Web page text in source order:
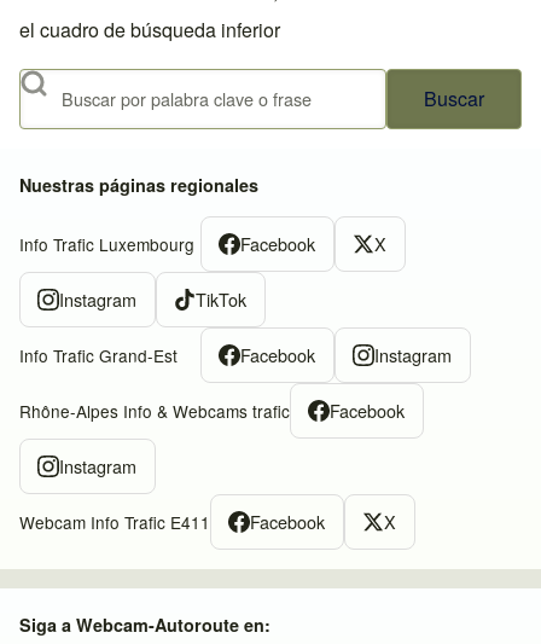
el cuadro de búsqueda inferior
Buscar
Nuestras páginas regionales
Info Trafic Luxembourg Facebook X
Instagram TikTok
Info Trafic Grand-Est Facebook Instagram
Rhône-Alpes Info & Webcams trafic Facebook
Instagram
Webcam Info Trafic E411 Facebook X
Siga a Webcam-Autoroute en: